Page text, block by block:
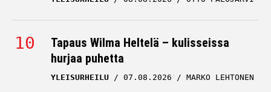
Tapaus Wilma Heltelä – kulisseissa
hurjaa puhetta
YLEISURHEILU 07.08.2026 MARKO LEHTONEN